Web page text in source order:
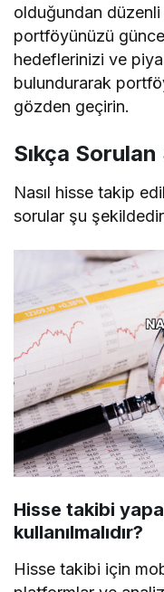
olduğundan
portföyünüzü
hedeflerinizi ve
bulundurarak
gözden geçirin.
Sıkça
Nasıl hisse takip
sorular şu
Hisse takibi
kullanılmalıdır?
Hisse takibi için